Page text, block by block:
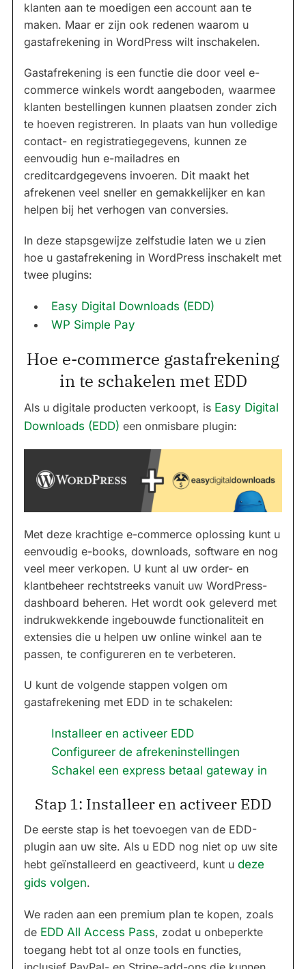
klanten aan te moedigen een account aan te
maken. Maar er zijn ook redenen waarom u
gastafrekening in WordPress wilt inschakelen.
Gastafrekening is een functie die door veel e-
commerce winkels wordt aangeboden, waarmee
klanten bestellingen kunnen plaatsen zonder zich
te hoeven registreren. In plaats van hun volledige
contact- en registratiegegevens, kunnen ze
eenvoudig hun e-mailadres en
creditcardgegevens invoeren. Dit maakt het
afrekenen veel sneller en gemakkelijker en kan
helpen bij het verhogen van conversies.
In deze stapsgewijze zelfstudie laten we u zien
hoe u gastafrekening in WordPress inschakelt met
twee plugins:
Easy Digital Downloads (EDD)
WP Simple Pay
Hoe e-commerce gastafrekening
in te schakelen met EDD
Als u digitale producten verkoopt, is Easy Digital
Downloads (EDD) een onmisbare plugin:
Met deze krachtige e-commerce oplossing kunt u
eenvoudig e-books, downloads, software en nog
veel meer verkopen. U kunt al uw order- en
klantbeheer rechtstreeks vanuit uw WordPress-
dashboard beheren. Het wordt ook geleverd met
indrukwekkende ingebouwde functionaliteit en
extensies die u helpen uw online winkel aan te
passen, te configureren en te verbeteren.
U kunt de volgende stappen volgen om
gastafrekening met EDD in te schakelen:
Installeer en activeer EDD
Configureer de afrekeninstellingen
Schakel een express betaal gateway in
Stap 1: Installeer en activeer EDD
De eerste stap is het toevoegen van de EDD-
plugin aan uw site. Als u EDD nog niet op uw site
hebt geïnstalleerd en geactiveerd, kunt u deze
gids volgen.
We raden aan een premium plan te kopen, zoals
de EDD All Access Pass, zodat u onbeperkte
toegang hebt tot al onze tools en functies,